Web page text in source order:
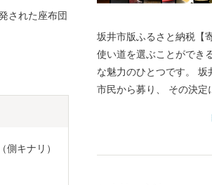
された座布団
側キナリ）
坂井市版ふるさと納税【寄附
使い道を選ぶことができ
な魅力のひとつです。 坂井市では、寄附金の使い道を
市民から募り、 その決定にまで市民の意思を取り入れ
礼品を選ぶときのように